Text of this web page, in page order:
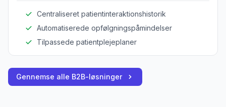
Centraliseret patientinteraktionshistorik
Automatiserede opfølgningspåmindelser
Tilpassede patientplejeplaner
Gennemse alle B2B-løsninger